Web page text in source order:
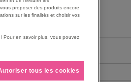
ni l'érafler.
complet
proposer des produits encore
sur les finalités et choisir vos
Pour en savoir plus, vous pouvez
tous les cookies